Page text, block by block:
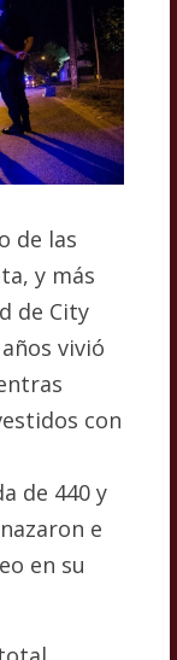
de las
y más
de City
vivió
con
de 440 y
e
en su